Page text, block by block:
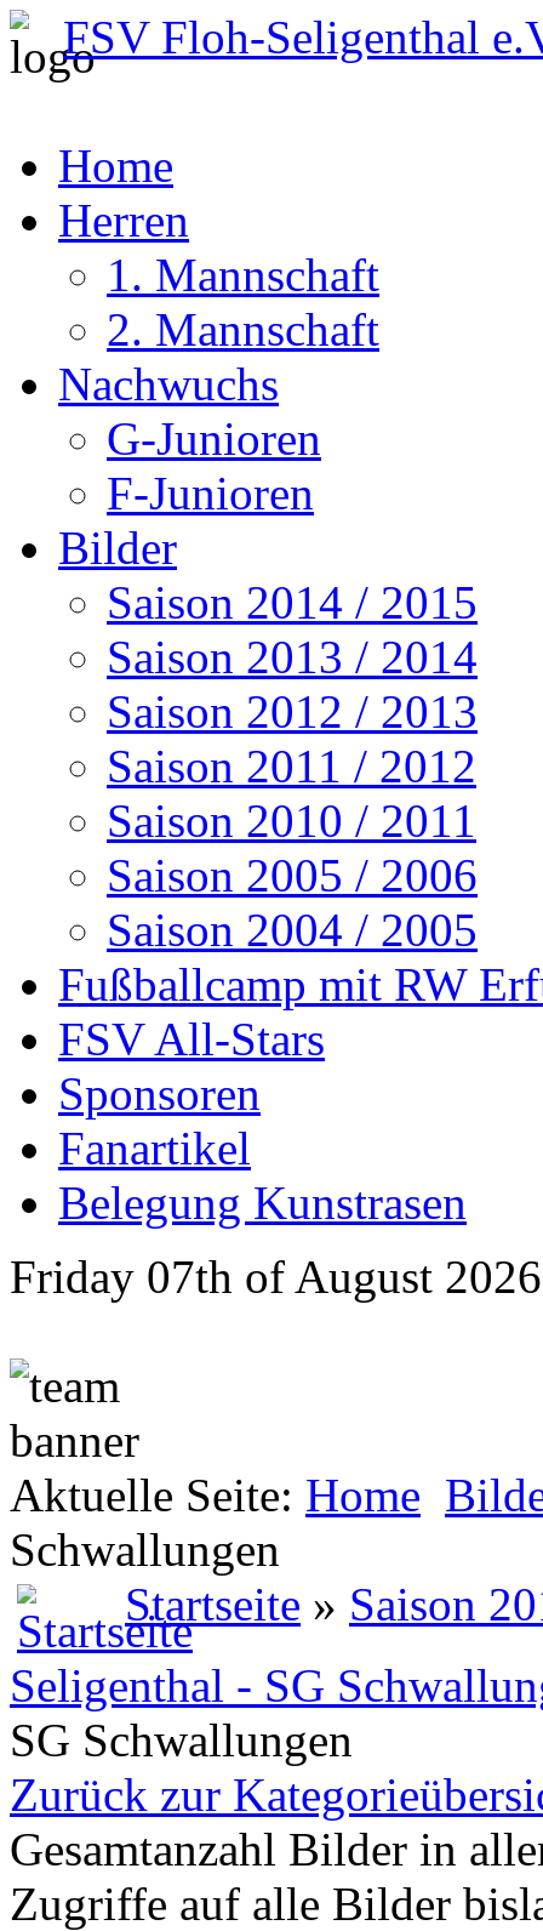
FSV Floh-Seligenthal
Home
Herren
1. Mannschaft
2. Mannschaft
Nachwuchs
G-Junioren
F-Junioren
Bilder
Saison 2014 / 2015
Saison 2013 / 2014
Saison 2012 / 2013
Saison 2011 / 2012
Saison 2010 / 2011
Saison 2005 / 2006
Saison 2004 / 2005
Fußballcamp mit RW
FSV All-Stars
Sponsoren
Fanartikel
Belegung Kunstrasen
Friday 07th of August 2026
Aktuelle Seite: Home
Schwallungen
Startseite » Saison
Seligenthal - SG
SG Schwallungen
Zurück zur
Gesamtanzahl Bilder in
Zugriffe auf alle Bilder